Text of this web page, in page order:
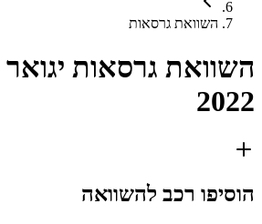
השוואת גרסאות
השוואת גרסאות
2022
הוסיפו רכב להשוואה